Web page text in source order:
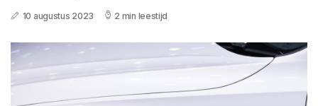
10 augustus 2023 2 min leestijd